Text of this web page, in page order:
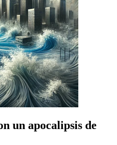
un apocalipsis de